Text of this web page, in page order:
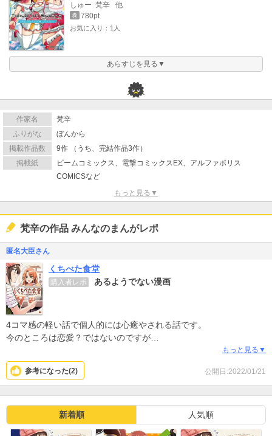
しゅー 梵辛 他
巻 780pt
お気に入り：1人
あらすじを見る▼
作家名
梵辛
ふりがな
ぼんから
掲載作品数
9作 （うち、完結作品3作）
掲載紙
ビームコミックス、電撃コミックスEX、アルファポリス
COMICSなど
もっと見る▼
梵辛の作品 みんなのまんがレポ
匿名大臣さん
くちべた食堂
購入者レポ あるようでない漫画
4コマ感の軽い話で個人的には心癒やされる話です。
今のところは恋愛？ではないのですが
私は、仲良くなれるか？というもどかしさの部分が好きで、
はよ仲良くなれよ！と、もどかしい部分が嫌いです。
…結局好きです。
もっと見る▼
公開日:2022/01/21
参考になった(2)
新着順 人気順